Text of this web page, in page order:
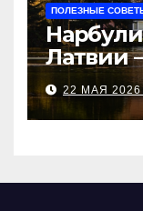
ПОЛЕЗНЫЕ
Латвии
для
22 МАЯ 2026